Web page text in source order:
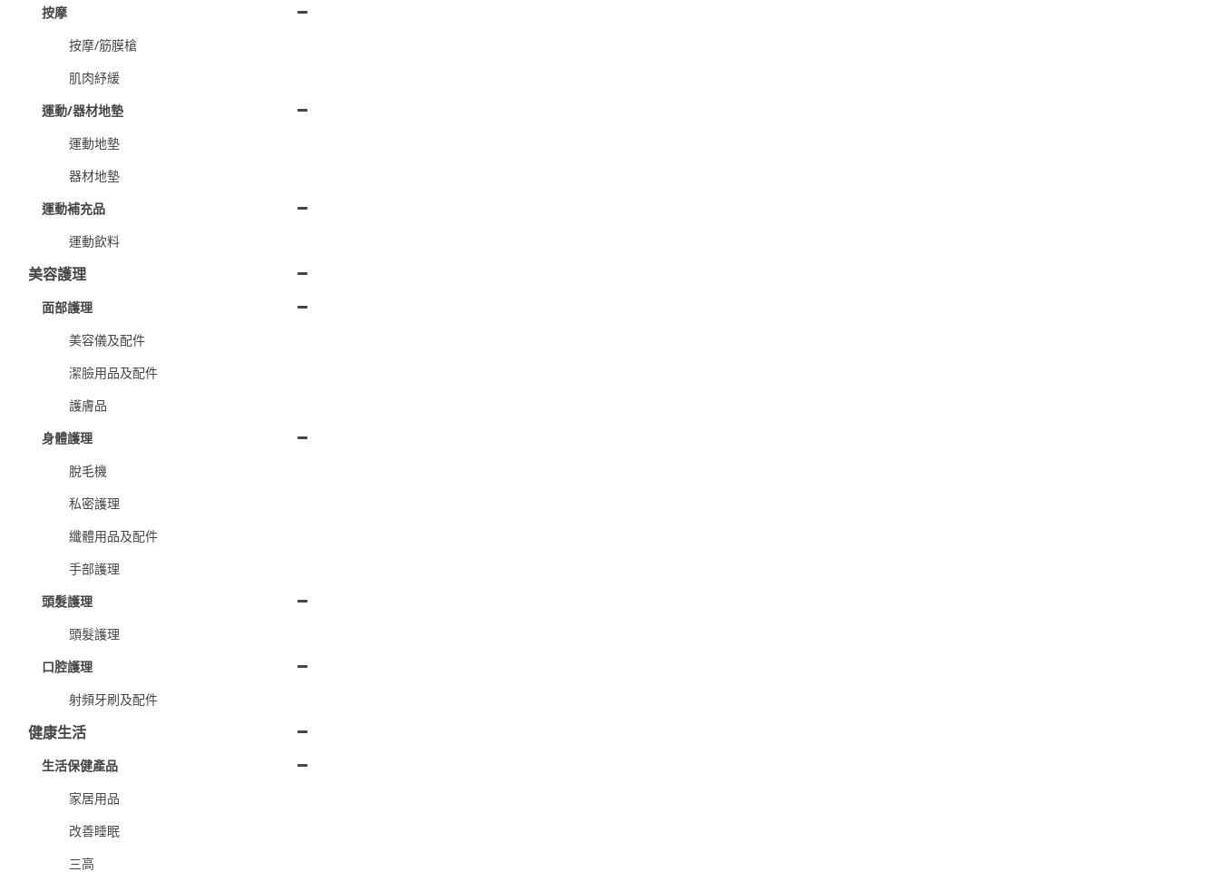
按摩
按摩/筋膜槍
肌肉紓緩
運動/器材地墊
運動地墊
器材地墊
運動補充品
運動飲料
美容護理
面部護理
美容儀及配件
潔臉用品及配件
護膚品
身體護理
脫毛機
私密護理
纖體用品及配件
手部護理
頭髮護理
頭髮護理
口腔護理
射頻牙刷及配件
健康生活
生活保健產品
家居用品
改善睡眠
三高